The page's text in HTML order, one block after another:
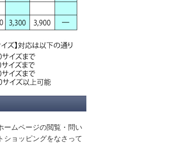
ームページの閲覧・問い
ショッピングをなさって